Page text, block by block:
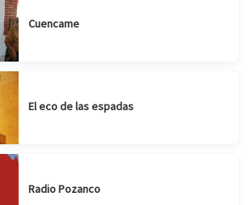
Cuencame
El eco de las espadas
Radio Pozanco